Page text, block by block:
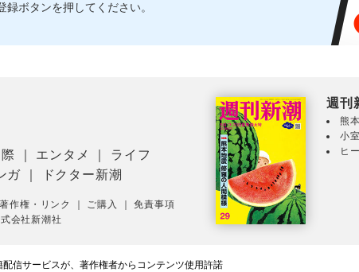
録ボタンを押してください。
エンタメ
ライフ
ガ ドクター新潮
著作権・リンク ご購入 ｜免責事項
会社新潮社
週刊
熊
小
ヒ
信サービスが、著作権者からコンテンツ使用許諾